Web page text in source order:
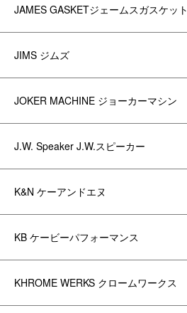
JAMES GASKETジェームスガスケット
JIMS ジムズ
JOKER MACHINE ジョーカーマシン
J.W. Speaker J.W.スピーカー
K&N ケーアンドエヌ
KB ケービーパフォーマンス
KHROME WERKS クロームワークス